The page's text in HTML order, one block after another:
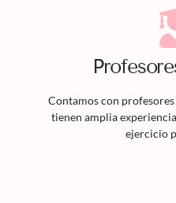
Contamos con
tienen amplia
ejercicio